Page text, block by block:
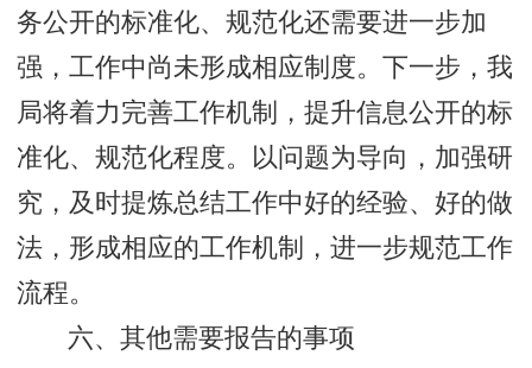
务公开的标准化、规范化还需要进一步加
强，工作中尚未形成相应制度。下一步，我
局将着力完善工作机制，提升信息公开的标
准化、规范化程度。以问题为导向，加强研
究，及时提炼总结工作中好的经验、好的做
法，形成相应的工作机制，进一步规范工作
流程。
六、其他需要报告的事项